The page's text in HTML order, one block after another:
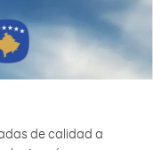
de calidad a